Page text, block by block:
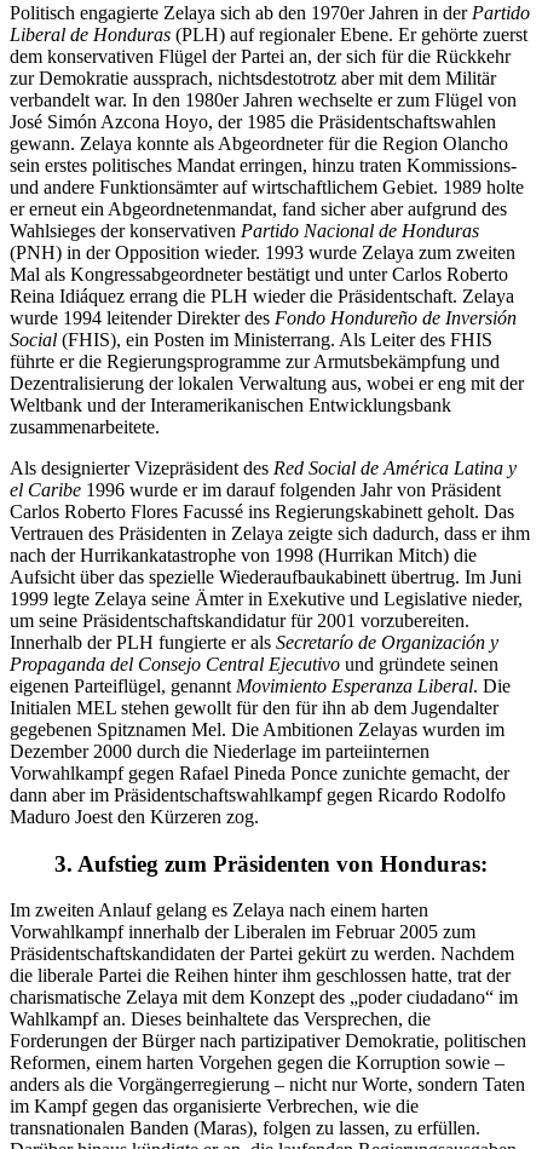
Politisch engagierte Zelaya sich ab den 1970er Jahren in der Partido
Liberal de Honduras (PLH) auf regionaler Ebene. Er gehörte zuerst
dem konservativen Flügel der Partei an, der sich für die Rückkehr
zur Demokratie aussprach, nichtsdestotrotz aber mit dem Militär
verbandelt war. In den 1980er Jahren wechselte er zum Flügel von
José Simón Azcona Hoyo, der 1985 die Präsidentschaftswahlen
gewann. Zelaya konnte als Abgeordneter für die Region Olancho
sein erstes politisches Mandat erringen, hinzu traten Kommissions-
und andere Funktionsämter auf wirtschaftlichem Gebiet. 1989 holte
er erneut ein Abgeordnetenmandat, fand sicher aber aufgrund des
Wahlsieges der konservativen Partido Nacional de Honduras
(PNH) in der Opposition wieder. 1993 wurde Zelaya zum zweiten
Mal als Kongressabgeordneter bestätigt und unter Carlos Roberto
Reina Idiáquez errang die PLH wieder die Präsidentschaft. Zelaya
wurde 1994 leitender Direkter des Fondo Hondureño de Inversión
Social (FHIS), ein Posten im Ministerrang. Als Leiter des FHIS
führte er die Regierungsprogramme zur Armutsbekämpfung und
Dezentralisierung der lokalen Verwaltung aus, wobei er eng mit der
Weltbank und der Interamerikanischen Entwicklungsbank
zusammenarbeitete.
Als designierter Vizepräsident des Red Social de América Latina y
el Caribe 1996 wurde er im darauf folgenden Jahr von Präsident
Carlos Roberto Flores Facussé ins Regierungskabinett geholt. Das
Vertrauen des Präsidenten in Zelaya zeigte sich dadurch, dass er ihm
nach der Hurrikankatastrophe von 1998 (Hurrikan Mitch) die
Aufsicht über das spezielle Wiederaufbaukabinett übertrug. Im Juni
1999 legte Zelaya seine Ämter in Exekutive und Legislative nieder,
um seine Präsidentschaftskandidatur für 2001 vorzubereiten.
Innerhalb der PLH fungierte er als Secretarío de Organización y
Propaganda del Consejo Central Ejecutivo und gründete seinen
eigenen Parteiflügel, genannt Movimiento Esperanza Liberal. Die
Initialen MEL stehen gewollt für den für ihn ab dem Jugendalter
gegebenen Spitznamen Mel. Die Ambitionen Zelayas wurden im
Dezember 2000 durch die Niederlage im parteiinternen
Vorwahlkampf gegen Rafael Pineda Ponce zunichte gemacht, der
dann aber im Präsidentschaftswahlkampf gegen Ricardo Rodolfo
Maduro Joest den Kürzeren zog.
3. Aufstieg zum Präsidenten von Honduras:
Im zweiten Anlauf gelang es Zelaya nach einem harten
Vorwahlkampf innerhalb der Liberalen im Februar 2005 zum
Präsidentschaftskandidaten der Partei gekürt zu werden. Nachdem
die liberale Partei die Reihen hinter ihm geschlossen hatte, trat der
charismatische Zelaya mit dem Konzept des „poder ciudadano“ im
Wahlkampf an. Dieses beinhaltete das Versprechen, die
Forderungen der Bürger nach partizipativer Demokratie, politischen
Reformen, einem harten Vorgehen gegen die Korruption sowie –
anders als die Vorgängerregierung – nicht nur Worte, sondern Taten
im Kampf gegen das organisierte Verbrechen, wie die
transnationalen Banden (Maras), folgen zu lassen, zu erfüllen.